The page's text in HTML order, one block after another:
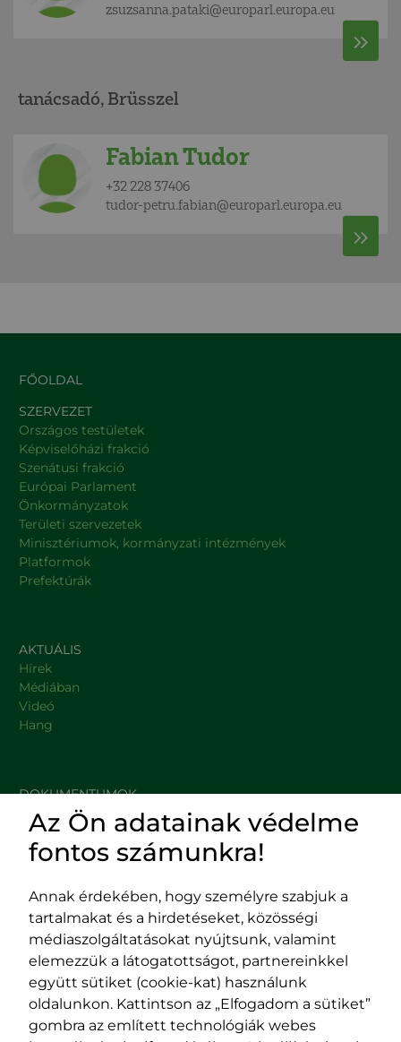
zsuzsanna.pataki@europarl.europa.eu
tanácsadó, Brüsszel
Fabian Tudor
+32 228 37406
tudor-petru.fabian@europarl.europa.eu
FŐOLDAL
SZERVEZET
Országos testületek
Képviselőházi frakció
Szenátusi frakció
Európai Parlament
Önkormányzatok
Területi szervezetek
Minisztériumok, kormányzati intézmények
Platformok
Prefektúrák
AKTUÁLIS
Hírek
Médiában
Videó
Hang
DOKUMENTUMOK
HASZNOS LINKEK
Impresszum
Adatvédelmi szabályzat
EPP program
400029 Kolozsvár,
Fürdő (Card. Iuliu Hossu) utca, 41.
szám
400489 Kolozsvár,
Majális utca, 60.
szám
Az Ön adatainak védelme
fontos számunkra!
Annak érdekében, hogy személyre szabjuk a
tartalmakat és a hirdetéseket, közösségi
médiaszolgáltatásokat nyújtsunk, valamint
elemezzük a látogatottságot, partnereinkkel
együtt sütiket (cookie-kat) használunk
oldalunkon. Kattintson az „Elfogadom a sütiket”
gombra az említett technológiák webes